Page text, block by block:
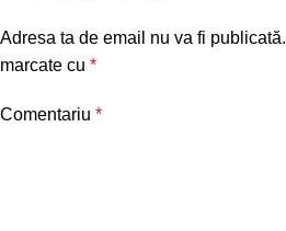
Adresa ta de email nu va fi publicată.
marcate cu *
Comentariu *